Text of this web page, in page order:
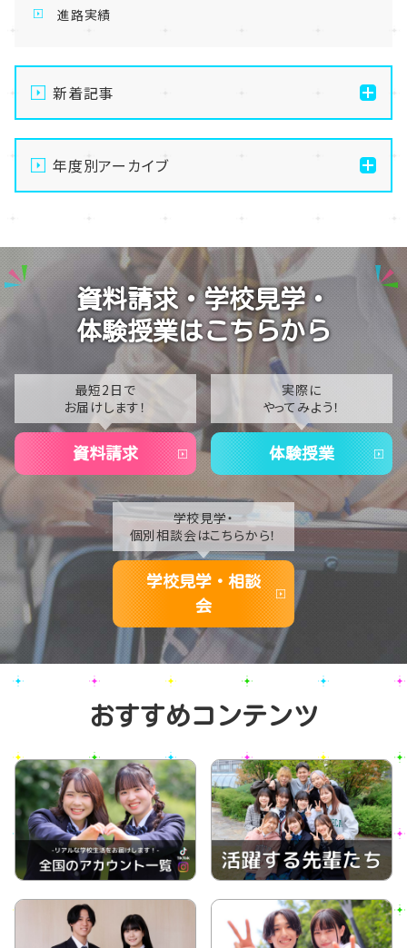
進路実績
新着記事
【高知】夏季休校のお知らせ👟
【高知】生徒会活動✨⑧
【高知】オープンキャンパス開催しました✨
【高知】生徒会活動✨⑦
年度別アーカイブ
2025
2024
2023
2021
2020
資料請求・学校見学・
体験授業はこちらから
最短2日で
お届けします！
資料請求
実際に
やってみよう！
体験授業
学校見学・
個別相談会はこちらから！
学校見学・相談
会
おすすめコンテンツ